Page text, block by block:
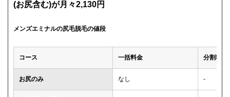
(お尻含む)が月々2,130円
メンズエミナルの尻毛脱毛の値段
コース 一括料金 分割料金
お尻のみ なし -